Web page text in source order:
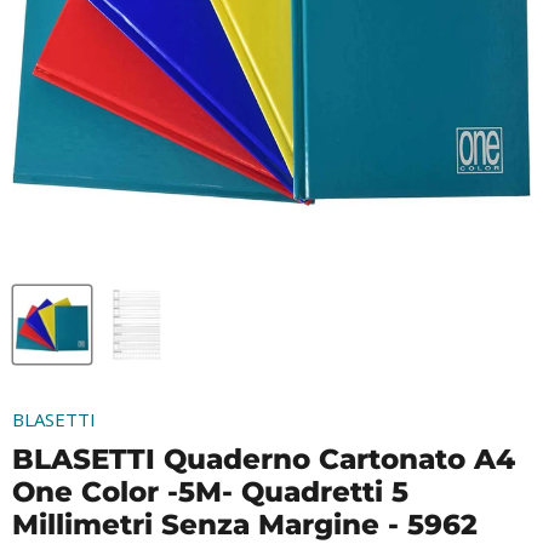
BLASETTI
BLASETTI Quaderno Cartonato A4
One Color -5M- Quadretti 5
Millimetri Senza Margine - 5962